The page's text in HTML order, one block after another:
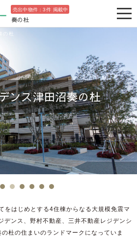
奏の杜
売出中物件：3 件 掲載中
の杜
ンス津田沼奏の杜
をはじめとする4住棟からなる大規模免震マ
デンス、野村不動産、三井不動産レジデンシ
杜の住まいのランドマークになっていま